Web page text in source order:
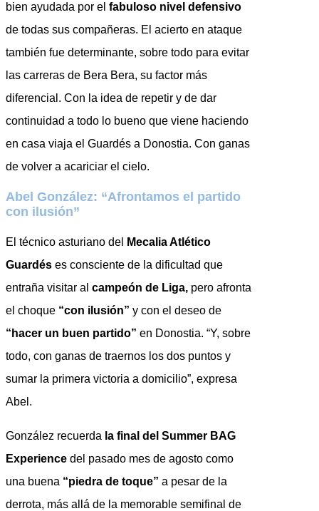
bien ayudada por el fabuloso nivel defensivo
de todas sus compañeras. El acierto en ataque
también fue determinante, sobre todo para evitar
las carreras de Bera Bera, su factor más
diferencial. Con la idea de repetir y de dar
continuidad a todo lo bueno que viene haciendo
en casa viaja el Guardés a Donostia. Con ganas
de volver a acariciar el cielo.
Abel González: “Afrontamos el partido
con ilusión”
El técnico asturiano del
Mecalia Atlético
Guardés es consciente de la dificultad que
entraña visitar al campeón de Liga, pero afronta
el choque “con ilusión” y con el deseo de
“hacer un buen partido” en Donostia. “Y, sobre
todo, con ganas de traernos los dos puntos y
sumar la primera victoria a domicilio”, expresa
Abel.
González recuerda la final del Summer BAG
Experience del pasado mes de agosto como
una buena “piedra de toque” a pesar de la
derrota, más allá de la memorable semifinal de